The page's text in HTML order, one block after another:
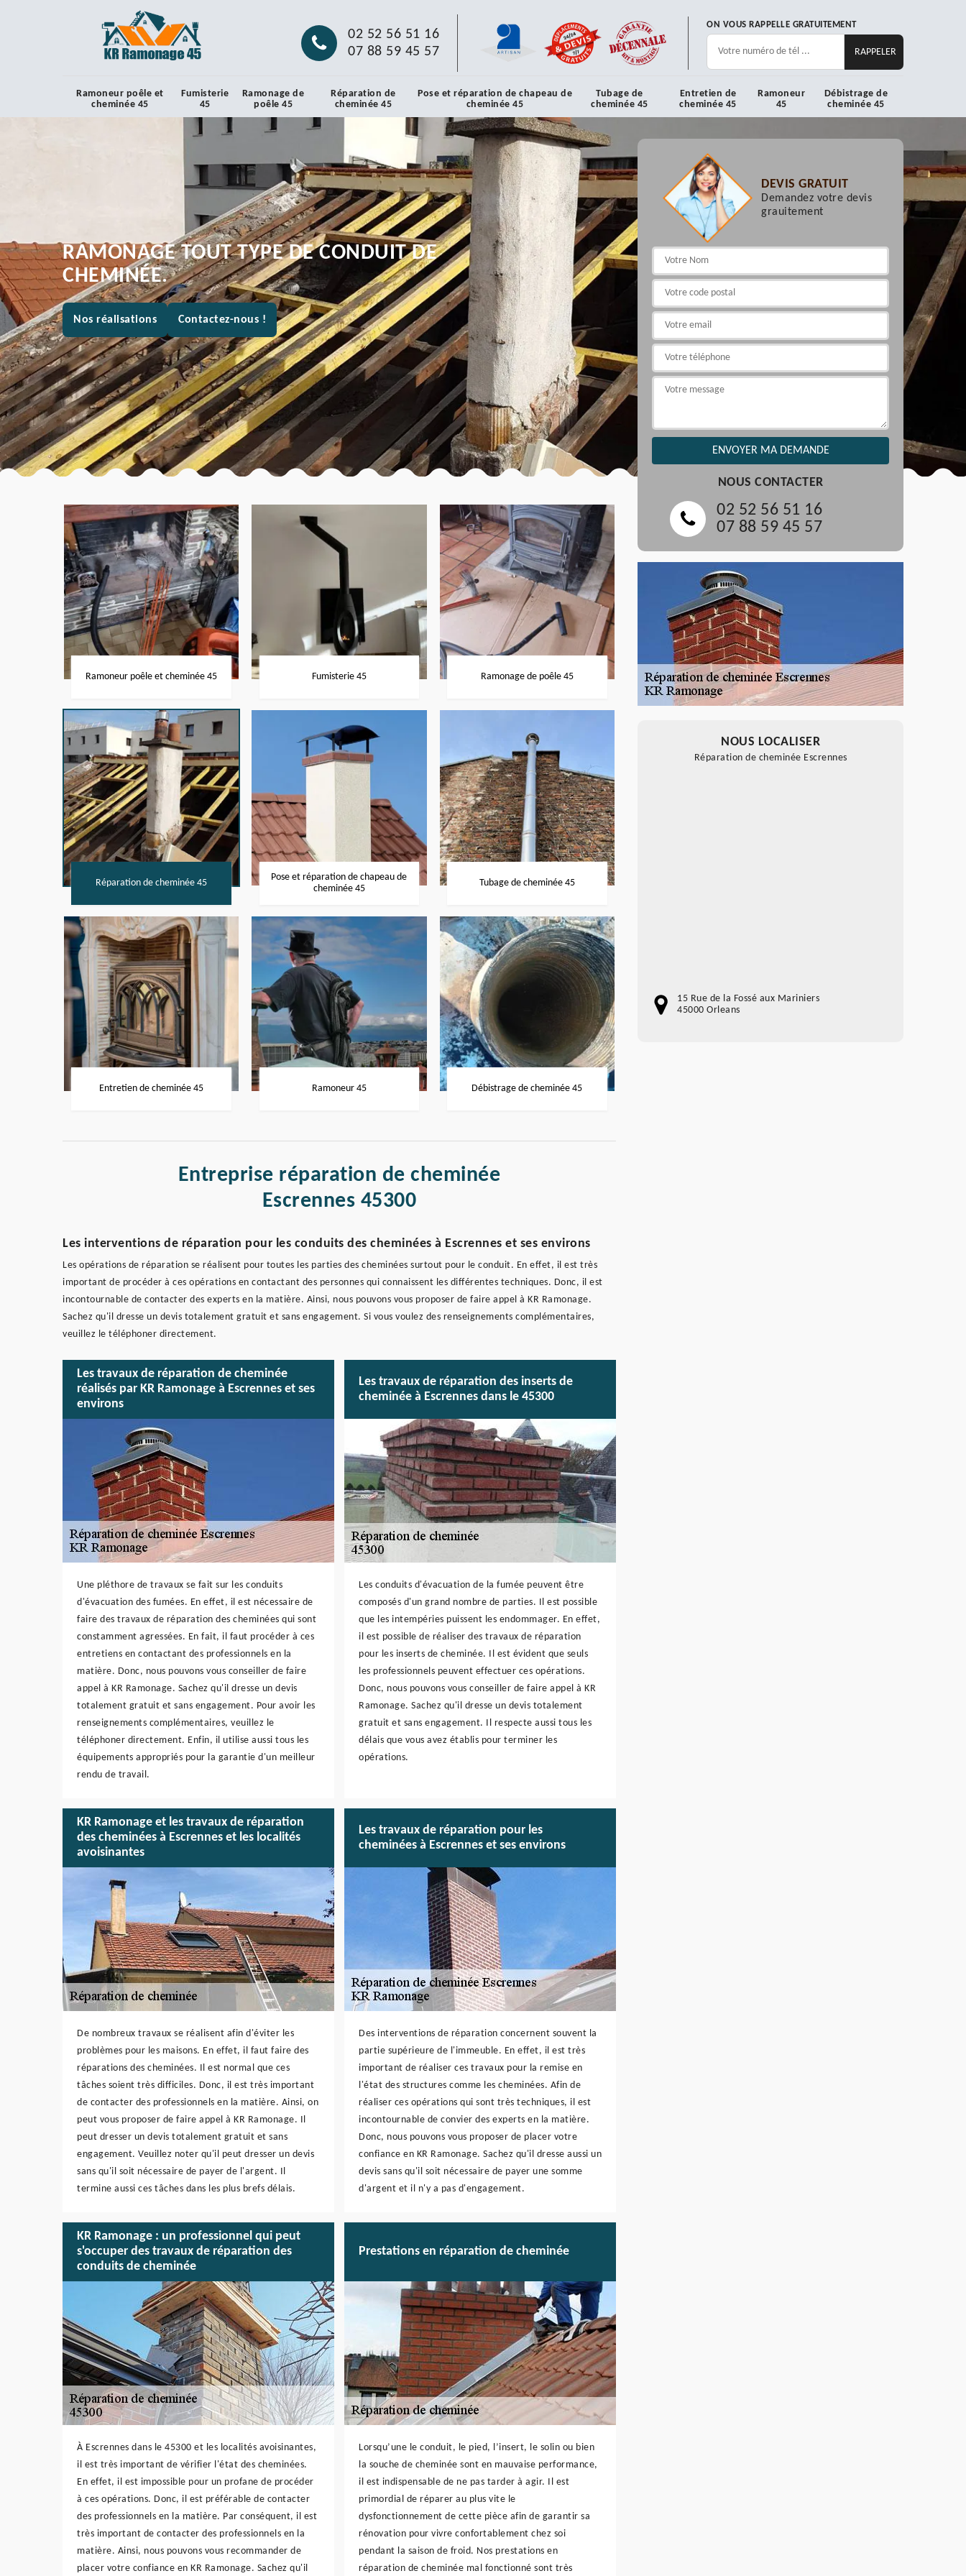
02 52 56 51 16
07 88 59 45 57
ON VOUS RAPPELLE GRATUITEMENT
Ramoneur poêle et
cheminée 45
Fumisterie
45
Ramonage de
poêle 45
Réparation de
cheminée 45
Pose et réparation de chapeau de
cheminée 45
Tubage de
cheminée 45
Entretien de
cheminée 45
Ramoneur
45
Débistrage de
cheminée 45
RAMONAGE TOUT TYPE DE CONDUIT DE
CHEMINÉE.
Nos réalisations Contactez-nous !
Ramoneur poêle et cheminée 45 Fumisterie 45 Ramonage de poêle 45
Réparation de cheminée 45
Pose et réparation de chapeau de
cheminée 45
Tubage de cheminée 45
Entretien de cheminée 45 Ramoneur 45 Débistrage de cheminée 45
Entreprise réparation de cheminée
Escrennes 45300
Les interventions de réparation pour les conduits des cheminées à Escrennes et ses environs
Les opérations de réparation se réalisent pour toutes les parties des cheminées surtout pour le conduit. En effet, il est très
important de procéder à ces opérations en contactant des personnes qui connaissent les différentes techniques. Donc, il est
incontournable de contacter des experts en la matière. Ainsi, nous pouvons vous proposer de faire appel à KR Ramonage.
Sachez qu'il dresse un devis totalement gratuit et sans engagement. Si vous voulez des renseignements complémentaires,
veuillez le téléphoner directement.
Les travaux de réparation de cheminée
réalisés par KR Ramonage à Escrennes et ses
environs
Une pléthore de travaux se fait sur les conduits
d'évacuation des fumées. En effet, il est nécessaire de
faire des travaux de réparation des cheminées qui sont
constamment agressées. En fait, il faut procéder à ces
entretiens en contactant des professionnels en la
matière. Donc, nous pouvons vous conseiller de faire
appel à KR Ramonage. Sachez qu'il dresse un devis
totalement gratuit et sans engagement. Pour avoir les
renseignements complémentaires, veuillez le
téléphoner directement. Enfin, il utilise aussi tous les
équipements appropriés pour la garantie d'un meilleur
rendu de travail.
Les travaux de réparation des inserts de
cheminée à Escrennes dans le 45300
Les conduits d'évacuation de la fumée peuvent être
composés d'un grand nombre de parties. Il est possible
que les intempéries puissent les endommager. En effet,
il est possible de réaliser des travaux de réparation
pour les inserts de cheminée. Il est évident que seuls
les professionnels peuvent effectuer ces opérations.
Donc, nous pouvons vous conseiller de faire appel à KR
Ramonage. Sachez qu'il dresse un devis totalement
gratuit et sans engagement. Il respecte aussi tous les
délais que vous avez établis pour terminer les
opérations.
KR Ramonage et les travaux de réparation
des cheminées à Escrennes et les localités
avoisinantes
De nombreux travaux se réalisent afin d'éviter les
problèmes pour les maisons. En effet, il faut faire des
réparations des cheminées. Il est normal que ces
tâches soient très difficiles. Donc, il est très important
de contacter des professionnels en la matière. Ainsi, on
peut vous proposer de faire appel à KR Ramonage. Il
peut dresser un devis totalement gratuit et sans
engagement. Veuillez noter qu'il peut dresser un devis
sans qu'il soit nécessaire de payer de l'argent. Il
termine aussi ces tâches dans les plus brefs délais.
Les travaux de réparation pour les
cheminées à Escrennes et ses environs
Des interventions de réparation concernent souvent la
partie supérieure de l'immeuble. En effet, il est très
important de réaliser ces travaux pour la remise en
l'état des structures comme les cheminées. Afin de
réaliser ces opérations qui sont très techniques, il est
incontournable de convier des experts en la matière.
Donc, nous pouvons vous proposer de placer votre
confiance en KR Ramonage. Sachez qu'il dresse aussi un
devis sans qu'il soit nécessaire de payer une somme
d'argent et il n'y a pas d'engagement.
KR Ramonage : un professionnel qui peut
s'occuper des travaux de réparation des
conduits de cheminée
À Escrennes dans le 45300 et les localités avoisinantes,
il est très important de vérifier l'état des cheminées.
En effet, il est impossible pour un profane de procéder
à ces opérations. Donc, il est préférable de contacter
des professionnels en la matière. Par conséquent, il est
très important de contacter des professionnels en la
matière. Ainsi, nous pouvons vous recommander de
placer votre confiance en KR Ramonage. Sachez qu'il
Prestations en réparation de cheminée
Lorsqu’une le conduit, le pied, l’insert, le solin ou bien
la souche de cheminée sont en mauvaise performance,
il est indispensable de ne pas tarder à agir. Il est
primordial de réparer au plus vite le
dysfonctionnement de cette pièce afin de garantir sa
rénovation pour vivre confortablement chez soi
pendant la saison de froid. Nos prestations en
réparation de cheminée mal fonctionné sont très
DEVIS GRATUIT
Demandez votre devis
grauitement
NOUS CONTACTER
02 52 56 51 16
07 88 59 45 57
NOUS LOCALISER
Réparation de cheminée Escrennes
15 Rue de la Fossé aux Mariniers
45000 Orleans